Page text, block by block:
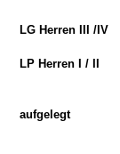
LG Herren III /IV
LP Herren I / II
aufgelegt